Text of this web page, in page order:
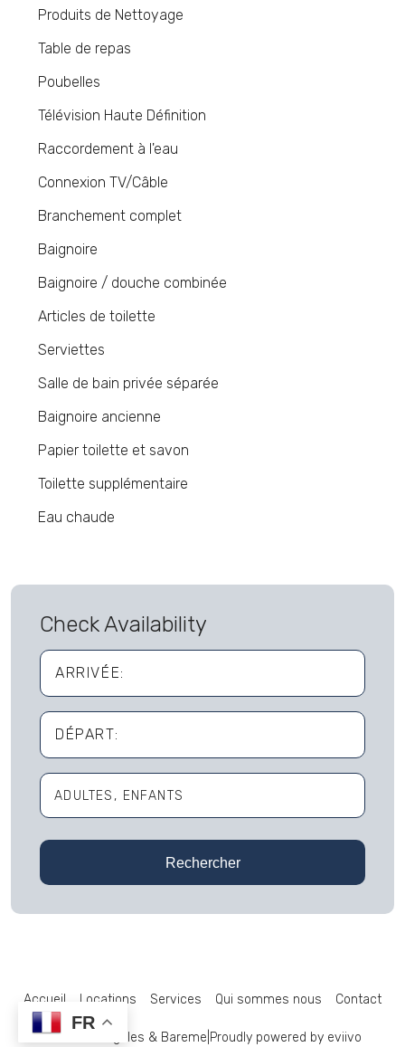
Produits de Nettoyage
Table de repas
Poubelles
Télévision Haute Définition
Raccordement à l'eau
Connexion TV/Câble
Branchement complet
Baignoire
Baignoire / douche combinée
Articles de toilette
Serviettes
Salle de bain privée séparée
Baignoire ancienne
Papier toilette et savon
Toilette supplémentaire
Eau chaude
Check Availability
ARRIVÉE:
DÉPART:
ADULTES ENFANTS
Rechercher
Accueil Locations Services Qui sommes nous Contact
Mentions Legales & Bareme Proudly powered by eviivo
FR